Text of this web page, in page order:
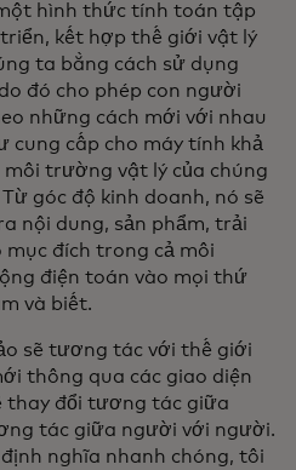
hình thức tính toán tập
kết hợp thế giới vật lý
ta bằng cách sử dụng
đó cho phép con người
những cách mới với nhau
cung cấp cho máy tính khả
trường vật lý của chúng
góc độ kinh doanh, nó sẽ
nội dung, sản phẩm, trải
mục đích trong cả môi
điện toán vào mọi thứ
và biết.
sẽ tương tác với thế giới
thông qua các giao diện
thay đổi tương tác giữa
tác giữa người với người.
nghĩa nhanh chóng, tôi